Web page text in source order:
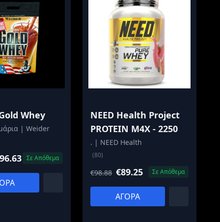
Whey
| Weider
Σε Απόθεμα
NEED Health Project
PROTEIN M4X - 2250
. | NEED Health
(80)
€98.88 €89.25 Σε Απόθεμα
ΑΓΟΡΑ